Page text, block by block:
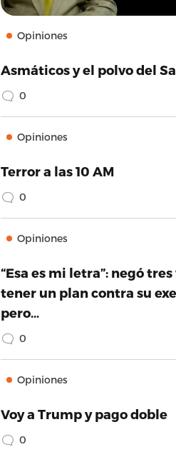
Opiniones
Asmáticos y el polvo del
0
Opiniones
Terror a las 10 AM
0
Opiniones
“Esa es mi letra”: negó
tener un plan contra su
pero…
0
Opiniones
Voy a Trump y pago doble
0